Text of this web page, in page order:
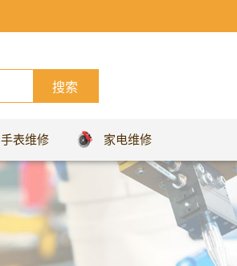
手表维修 家电维修